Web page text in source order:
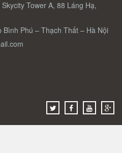
Tower A, 88 Láng Hạ,
Phú – Thạch Thất – Hà Nội